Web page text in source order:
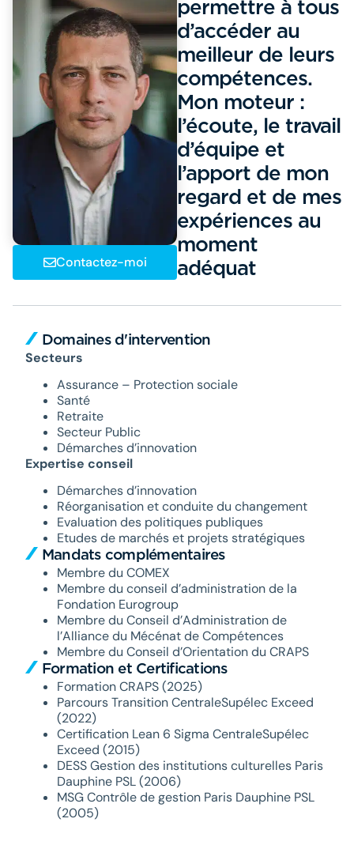
permettre à tous
d’accéder au
meilleur de leurs
compétences.
Mon moteur :
l’écoute, le travail
d’équipe et
l’apport de mon
regard et de mes
expériences au
moment
adéquat
Contactez-moi
Domaines d'intervention
Secteurs
Assurance – Protection sociale
Santé
Retraite
Secteur Public
Démarches d’innovation
Expertise conseil
Démarches d’innovation
Réorganisation et conduite du changement
Evaluation des politiques publiques
Etudes de marchés et projets stratégiques
Mandats complémentaires
Membre du COMEX
Membre du conseil d’administration de la
Fondation Eurogroup
Membre du Conseil d’Administration de
l’Alliance du Mécénat de Compétences
Membre du Conseil d’Orientation du CRAPS
Formation et Certifications
Formation CRAPS (2025)
Parcours Transition CentraleSupélec Exceed
(2022)
Certification Lean 6 Sigma CentraleSupélec
Exceed (2015)
DESS Gestion des institutions culturelles Paris
Dauphine PSL (2006)
MSG Contrôle de gestion Paris Dauphine PSL
(2005)